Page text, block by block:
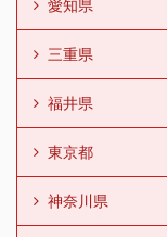
愛知県
三重県
福井県
東京都
神奈川県